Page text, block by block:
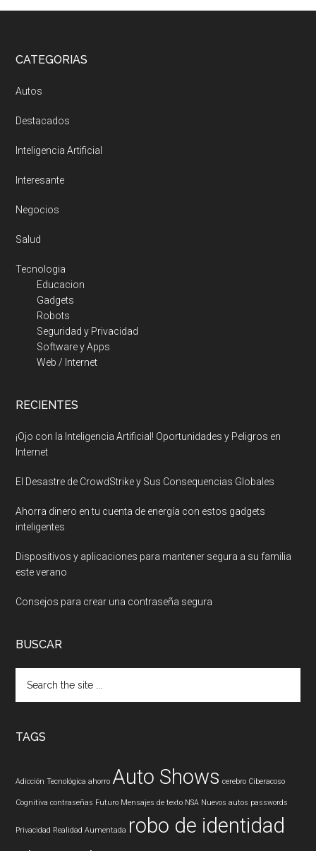
Footer
CATEGORIAS
Autos
Destacados
Inteligencia Artificial
Interesante
Negocios
Salud
Tecnologia
Educacion
Gadgets
Robots
Seguridad y Privacidad
Software y Apps
Web / Internet
RECIENTES
¡Ojo con la Inteligencia Artificial! Oportunidades y Peligros en
Internet
El Desastre de CrowdStrike y Sus Consequencias Globales
Ahorra dinero en tu cuenta de energía con estos gadgets
inteligentes
Dispositivos y aplicaciones para mantener segura a su familia
este verano
Consejos para crear una contraseña segura
BUSCAR
the
site
TAGS
Adicción Tecnológica ahorro Auto Shows cerebro Ciberacoso
Cognitiva contraseñas Futuro Mensajes de texto NSA Nuevos autos passwords
Privacidad Realidad Aumentada robo de identidad